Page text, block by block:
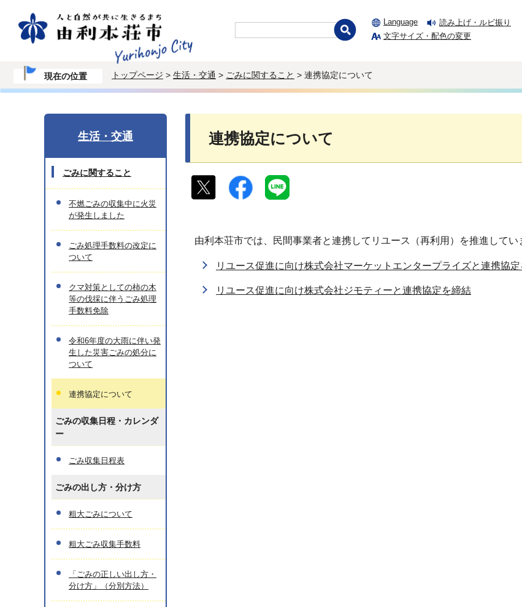
Language
読み上げ・ルビ振り
文字サイズ・配色の変更
現在の位置 トップページ > 生活・交通 > ごみに関すること > 連携協定について
連携協定について
由利本荘市では、民間事業者と連携してリユース（再利用）を推進してい
リユース促進に向け株式会社マーケットエンタープライズと連携協
リユース促進に向け株式会社ジモティーと連携協定を締結
生活・交通
ごみに関すること
不燃ごみの収集中に火災
が発生しました
ごみ処理手数料の改定に
ついて
クマ対策としての柿の木
等の伐採に伴うごみ処理
手数料免除
令和6年度の大雨に伴い発
生した災害ごみの処分に
ついて
連携協定について
ごみの収集日程・カレンダ
ー
ごみ収集日程表
ごみの出し方・分け方
粗大ごみについて
粗大ごみ収集手数料
「ごみの正しい出し方・
分け方」（分別方法）